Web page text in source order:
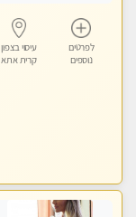
לפרטים
נוספים
עיסוי בצפון
קרית אתא